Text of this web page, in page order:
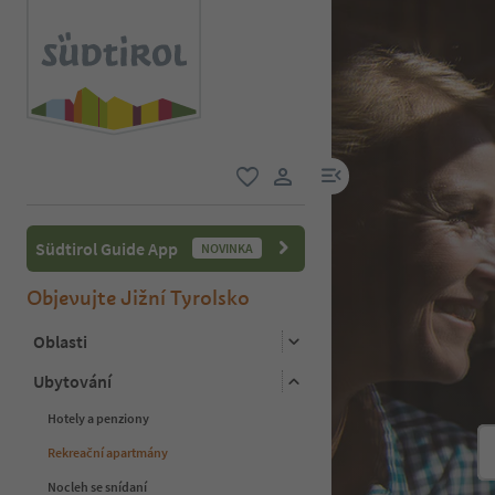
uživatelský odkaz
odkaz na menu
Südtirol Guide App NOVINKA
Objevujte Jižní Tyrolsko
Oblasti
Ubytování
Hotely a penziony
Rekreační apartmány
Nocleh se snídaní